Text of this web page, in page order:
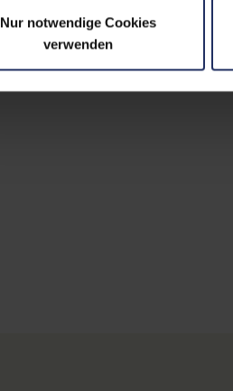
Nur notwendige Cookies
verwenden